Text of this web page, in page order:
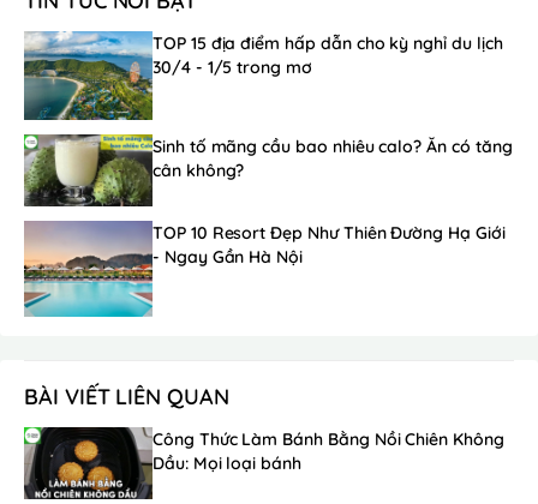
TOP 15 địa điểm hấp dẫn cho kỳ nghỉ du lịch
30/4 - 1/5 trong mơ
Sinh tố mãng cầu bao nhiêu calo? Ăn có tăng
cân không?
TOP 10 Resort Đẹp Như Thiên Đường Hạ Giới
- Ngay Gần Hà Nội
BÀI VIẾT LIÊN QUAN
Công Thức Làm Bánh Bằng Nồi Chiên Không
Dầu: Mọi loại bánh